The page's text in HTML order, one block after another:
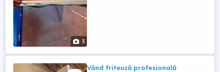
3
Vând friteuză profesională